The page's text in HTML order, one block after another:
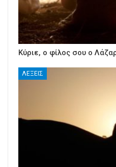
Κύριε, ο φίλος σου ο
ΛΈΞΕΙΣ